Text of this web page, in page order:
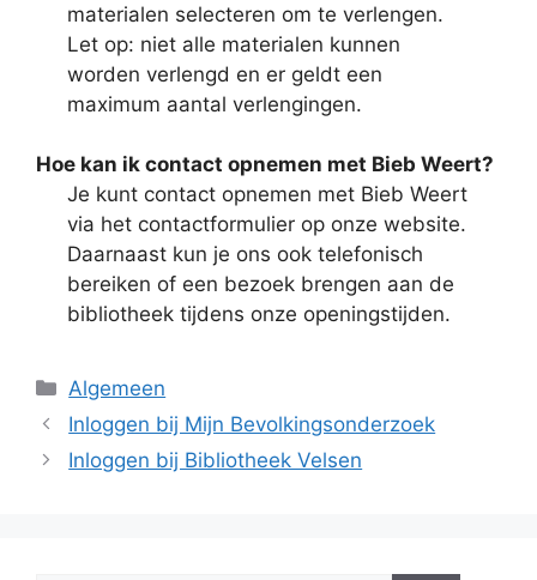
materialen selecteren om te verlengen.
Let op: niet alle materialen kunnen
worden verlengd en er geldt een
maximum aantal verlengingen.
Hoe kan ik contact opnemen met Bieb Weert?
Je kunt contact opnemen met Bieb Weert
via het contactformulier op onze website.
Daarnaast kun je ons ook telefonisch
bereiken of een bezoek brengen aan de
bibliotheek tijdens onze openingstijden.
Categorieën
Algemeen
Inloggen bij Mijn Bevolkingsonderzoek
Inloggen bij Bibliotheek Velsen